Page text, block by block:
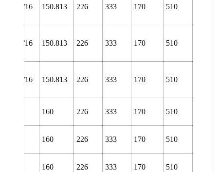
5.15/16
150.813 226 333 170 510
5.15/16
150.813 226 333 170 510
5.15/16
150.813 226 333 170 510
160 226 333 170 510
160 226 333 170 510
160 226 333 170 510